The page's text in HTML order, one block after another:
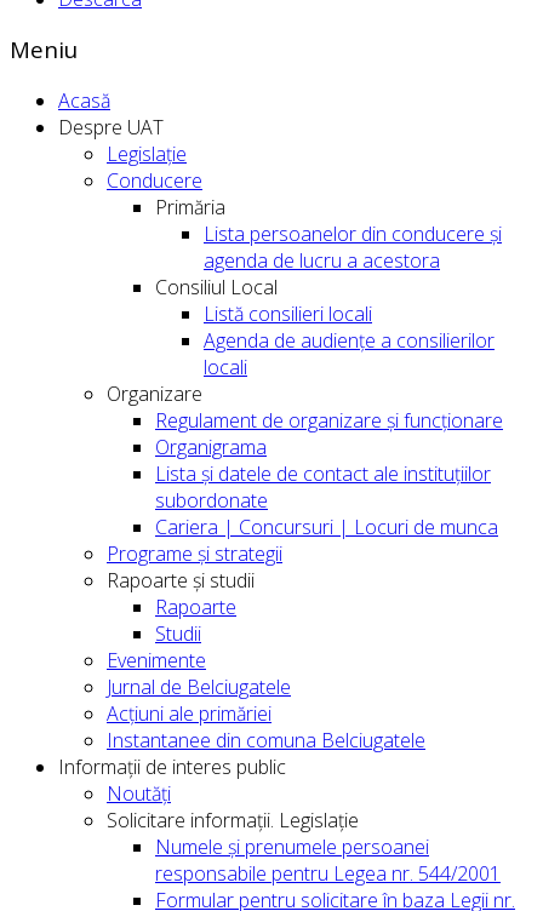
Meniu
Acasă
Despre UAT
Legislație
Conducere
Primăria
Lista persoanelor din conducere şi
agenda de lucru a acestora
Consiliul Local
Listă consilieri locali
Agenda de audiențe a consilierilor
locali
Organizare
Regulament de organizare și funcționare
Organigrama
Lista și datele de contact ale instituțiilor
subordonate
Cariera | Concursuri | Locuri de munca
Programe și strategii
Rapoarte și studii
Rapoarte
Studii
Evenimente
Jurnal de Belciugatele
Acțiuni ale primăriei
Instantanee din comuna Belciugatele
Informații de interes public
Noutăți
Solicitare informații. Legislație
Numele și prenumele persoanei
responsabile pentru Legea nr. 544/2001
Formular pentru solicitare în baza Legii nr.